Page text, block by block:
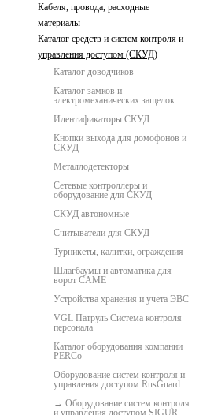
Кабеля, провода, расходные
материалы
Каталог средств и систем контроля и
управления доступом (СКУД)
Каталог доводчиков
Каталог замков и
электромеханических защелок
Идентификаторы СКУД
Кнопки выхода для домофонов и
СКУД
Металлодетекторы
Сетевые контроллеры и
оборудование для СКУД
СКУД автономные
Считыватели для СКУД
Турникеты, калитки, ограждения
Шлагбаумы и автоматика для
ворот CAME
Устройства хранения и учета ЭВС
VGL Патруль Система контроля
персонала
Каталог оборудования компании
PERCo
Оборудование систем контроля и
управления доступом RusGuard
Оборудование систем контроля
и управления доступом SIGUR